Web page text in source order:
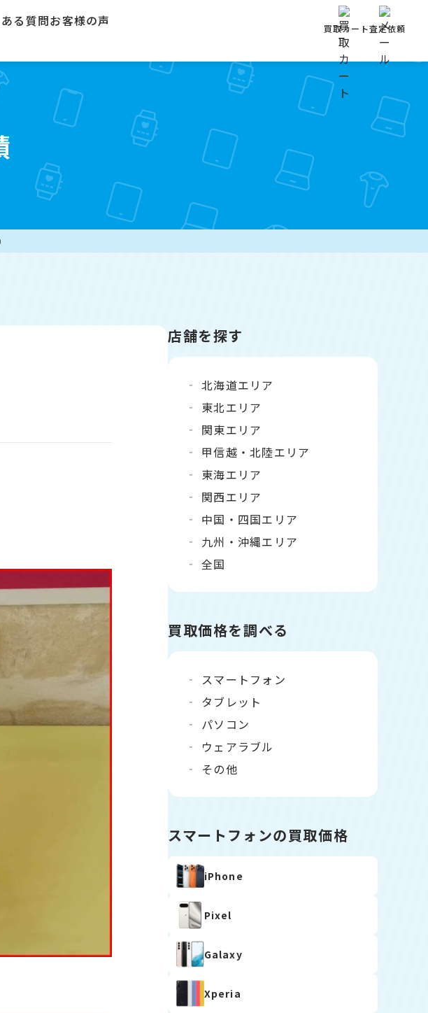
る質問お客様の声 買取カート査定依頼
店舗を探す
北海道エリア
東北エリア
関東エリア
甲信越・北陸エリア
東海エリア
関西エリア
中国・四国エリア
九州・沖縄エリア
全国
買取価格を調べる
スマートフォン
タブレット
パソコン
ウェアラブル
その他
スマートフォンの買取価格
iPhone
Pixel
Galaxy
Xperia